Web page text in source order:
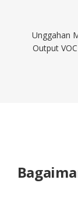
Unggahan
Output